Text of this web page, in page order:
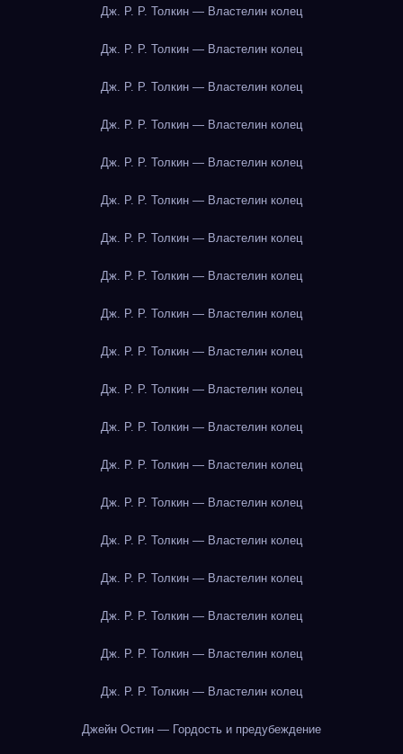
Дж. Р. Р. Толкин — Властелин колец
Дж. Р. Р. Толкин — Властелин колец
Дж. Р. Р. Толкин — Властелин колец
Дж. Р. Р. Толкин — Властелин колец
Дж. Р. Р. Толкин — Властелин колец
Дж. Р. Р. Толкин — Властелин колец
Дж. Р. Р. Толкин — Властелин колец
Дж. Р. Р. Толкин — Властелин колец
Дж. Р. Р. Толкин — Властелин колец
Дж. Р. Р. Толкин — Властелин колец
Дж. Р. Р. Толкин — Властелин колец
Дж. Р. Р. Толкин — Властелин колец
Дж. Р. Р. Толкин — Властелин колец
Дж. Р. Р. Толкин — Властелин колец
Дж. Р. Р. Толкин — Властелин колец
Дж. Р. Р. Толкин — Властелин колец
Дж. Р. Р. Толкин — Властелин колец
Дж. Р. Р. Толкин — Властелин колец
Дж. Р. Р. Толкин — Властелин колец
Джейн Остин — Гордость и предубеждение